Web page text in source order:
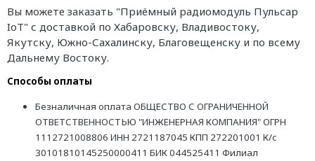
Вы можете заказать "Приёмный радиомодуль Пульсар
IoT" с доставкой по Хабаровску, Владивостоку,
Якутску, Южно-Сахалинску, Благовещенску и по всему
Дальнему Востоку.
Способы оплаты
Безналичная оплата ОБЩЕСТВО С ОГРАНИЧЕННОЙ
ОТВЕТСТВЕННОСТЬЮ "ИНЖЕНЕРНАЯ КОМПАНИЯ" ОГРН
1112721008806 ИНН 2721187045 КПП 272201001 К/с
30101810145250000411 БИК 044525411 Филиал